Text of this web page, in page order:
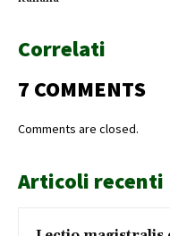
Correlati
7 COMMENTS
Comments are closed.
Articoli recenti